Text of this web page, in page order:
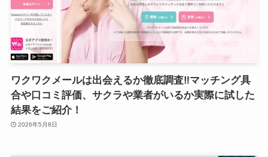
ワクワクメールは出会えるか徹底調査‼マッチング具
合や口コミ評価、サクラや業者がいるか実際に試した
結果をご紹介！
2026年5月8日